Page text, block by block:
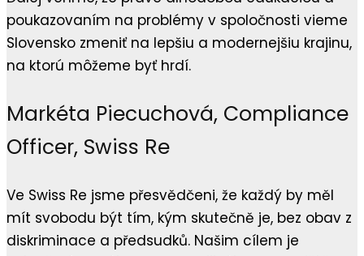
poukazovaním na problémy v spoločnosti vieme
Slovensko zmeniť na lepšiu a modernejšiu krajinu,
na ktorú môžeme byť hrdí.
Markéta Piecuchová, Compliance
Officer, Swiss Re
Ve Swiss Re jsme přesvědčeni, že každý by měl
mít svobodu být tím, kým skutečně je, bez obav z
diskriminace a předsudků. Našim cílem je